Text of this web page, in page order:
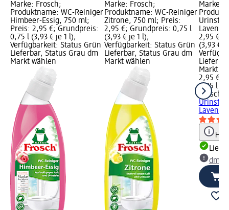
Marke: Frosch;
Produktname: WC-Reiniger
Himbeer-Essig, 750 ml;
Preis: 2,95 €; Grundpreis:
0,75 l (3,93 € je 1 l);
Verfügbarkeit: Status Grün
Lieferbar, Status Grau dm
Markt wählen
Marke: Frosch;
Produktname: WC-Reiniger
Zitrone, 750 ml; Preis:
2,95 €; Grundpreis: 0,75 l
(3,93 € je 1 l);
Verfügbarkeit: Status Grün
Lieferbar, Status Grau dm
Markt wählen
Marke:
2,95 €;
(3,93 €
Markt
2,95 €
0,75 l
Frosch
dm